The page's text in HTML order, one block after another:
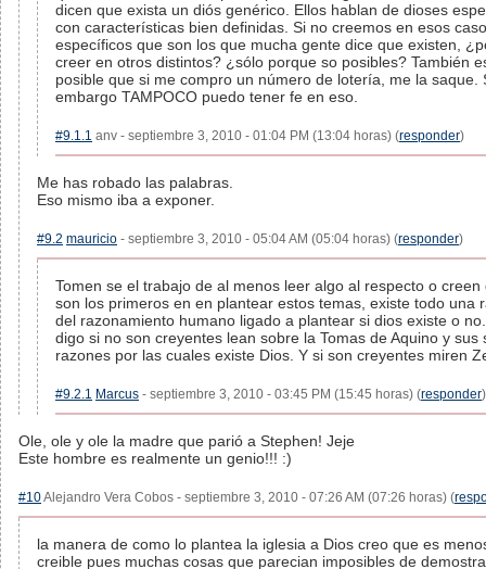
dicen que exista un diós genérico. Ellos hablan de dioses
con características bien definidas. Si no creemos en esos
específicos que son los que mucha gente dice que existen,
creer en otros distintos? ¿sólo porque so posibles? También
posible que si me compro un número de lotería, me la saque.
embargo TAMPOCO puedo tener fe en eso.
#9.1.1 anv - septiembre 3, 2010 - 01:04 PM (13:04 horas) (responder)
Me has robado las palabras.
Eso mismo iba a exponer.
#9.2 mauricio - septiembre 3, 2010 - 05:04 AM (05:04 horas) (responder)
Tomen se el trabajo de al menos leer algo al respecto o creen
son los primeros en en plantear estos temas, existe todo una
del razonamiento humano ligado a plantear si dios existe o
digo si no son creyentes lean sobre la Tomas de Aquino y sus
razones por las cuales existe Dios. Y si son creyentes miren
#9.2.1 Marcus - septiembre 3, 2010 - 03:45 PM (15:45 horas) (responder)
Ole, ole y ole la madre que parió a Stephen! Jeje
Este hombre es realmente un genio!!! :)
#10Alejandro Vera Cobos - septiembre 3, 2010 - 07:26 AM (07:26 horas) (
la manera de como lo plantea la iglesia a Dios creo que es
creible pues muchas cosas que parecian imposibles de